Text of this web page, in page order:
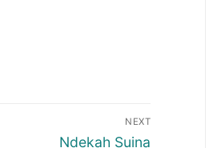
NEXT
Next
Ndekah Suina